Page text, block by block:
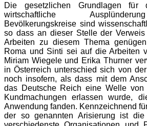
Die gesetzlichen Grundlagen für
wirtschaftliche
Bevölkerungskreise sind
so dass an dieser Stelle der
Arbeiten zu diesem Thema
Roma und Sinti sei auf die Arbeiten
Miriam Wiegele und Erika Thurner
in Österreich unterschied sich von
noch insofern, als dass mit dem
das Deutsche Reich eine Welle von
Kundmachungen erlassen wurde,
Anwendung fanden. Kennzeichnend
der so genannten Arisierung ist die